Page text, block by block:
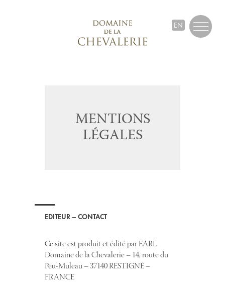
EN
MENTIONS
LÉGALES
EDITEUR – CONTACT
Ce site est produit et édité par EARL
Domaine de la Chevalerie – 14, route du
Peu-Muleau – 37140 RESTIGNÉ –
FRANCE